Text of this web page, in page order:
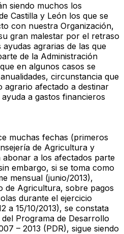
siendo muchos los
Castilla y León los que se
con nuestra Organización,
gran malestar por el retraso
agrarias de las que
de la Administración
en algunos casos se
circunstancia que
agrario afectado a destinar
a gastos financieros
muchas fechas (primeros
de Agricultura y
a los afectados parte
embargo, si se toma como
mensual (junio/2013),
de Agricultura, sobre pagos
durante el ejercicio
a 15/10/2013), se constata
Programa de Desarrollo
– 2013 (PDR), sigue siendo